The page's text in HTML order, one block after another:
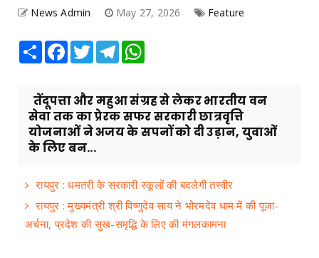
News Admin May 27, 2026 Feature
Share Facebook
TwitterTelegram
तेंदूपत्ता और महुआ संग्रह से लेकर भारतीय वन
सेवा तक का प्रेरक सफर सरकारी छात्रवृत्ति
योजनाओं ने अजय के सपनों को दी उड़ान, युवाओं
के लिए बन...
रायपुर : धमतरी के सरकारी स्कूलों की बदलेगी तस्वीर
रायपुर : मुख्यमंत्री श्री विष्णुदेव साय ने भोरमदेव धाम में की पूजा-
अर्चना, प्रदेश की सुख-समृद्धि के लिए की मंगलकामना